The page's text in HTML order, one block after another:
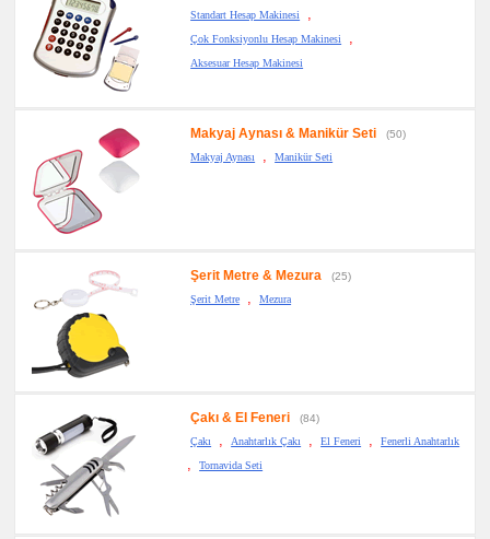
Standart Hesap Makinesi
Çok Fonksiyonlu Hesap Makinesi
Aksesuar Hesap Makinesi
Makyaj Aynası & Manikür Seti
(50)
Makyaj Aynası
Manikür Seti
Şerit Metre & Mezura
(25)
Şerit Metre
Mezura
Çakı & El Feneri
(84)
Çakı
Anahtarlık Çakı El Feneri Fenerli Anahtarlık
Tornavida Seti